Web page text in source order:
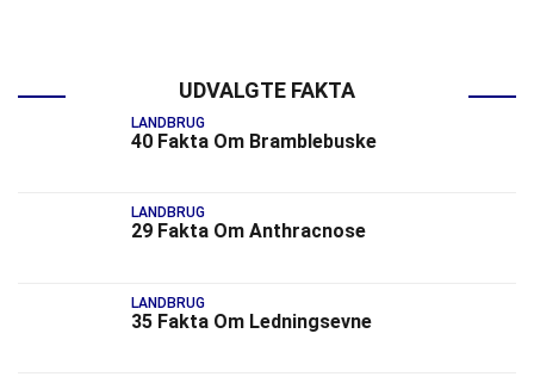
UDVALGTE FAKTA
LANDBRUG
40 Fakta Om Bramblebuske
LANDBRUG
29 Fakta Om Anthracnose
LANDBRUG
35 Fakta Om Ledningsevne